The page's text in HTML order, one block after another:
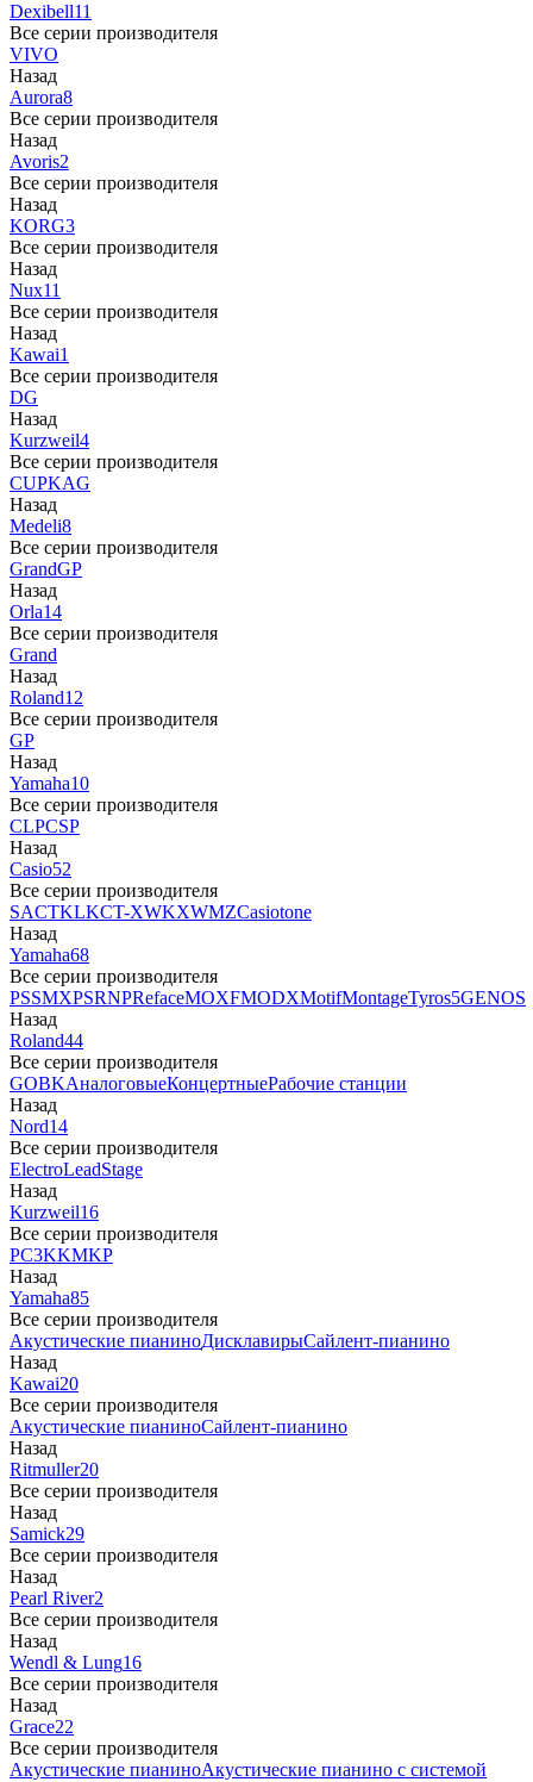
Dexibell11
Все серии производителя
VIVO
Назад
Aurora8
Все серии производителя
Назад
Avoris2
Все серии производителя
Назад
KORG3
Все серии производителя
Назад
Nux11
Все серии производителя
Назад
Kawai1
Все серии производителя
DG
Назад
Kurzweil4
Все серии производителя
CUPKAG
Назад
Medeli8
Все серии производителя
GrandGP
Назад
Orla14
Все серии производителя
Grand
Назад
Roland12
Все серии производителя
GP
Назад
Yamaha10
Все серии производителя
CLPCSP
Назад
Casio52
Все серии производителя
SACTKLKCT-XWKXWMZCasiotone
Назад
Yamaha68
Все серии производителя
PSSMXPSRNPRefaceMOXFMODXMotifMontageTyros5GENOS
Назад
Roland44
Все серии производителя
GOBKАналоговыеКонцертныеРабочие станции
Назад
Nord14
Все серии производителя
ElectroLeadStage
Назад
Kurzweil16
Все серии производителя
PC3KKMKP
Назад
Yamaha85
Все серии производителя
Акустические пианиноДисклавирыСайлент-пианино
Назад
Kawai20
Все серии производителя
Акустические пианиноСайлент-пианино
Назад
Ritmuller20
Все серии производителя
Назад
Samick29
Все серии производителя
Назад
Pearl River2
Все серии производителя
Назад
Wendl & Lung16
Все серии производителя
Назад
Grace22
Все серии производителя
Акустические пианиноАкустические пианино с системой